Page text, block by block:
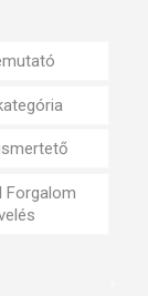
Forgalom